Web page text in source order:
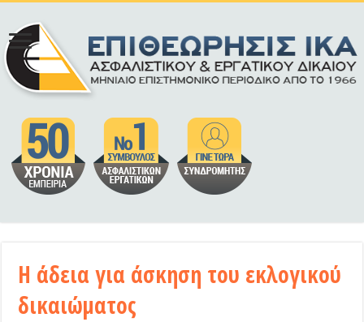
Η άδεια για άσκηση του εκλογικού
δικαιώματος